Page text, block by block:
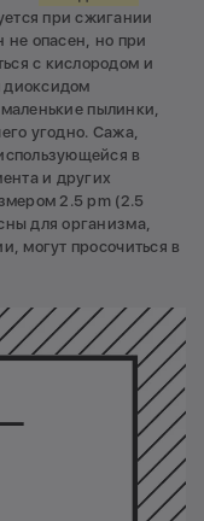
при сжигании
не опасен, но при
с кислородом и
диоксидом
пылинки,
угодно. Сажа,
в
и других
2.5 pm (2.5
для организма,
могут просочиться в